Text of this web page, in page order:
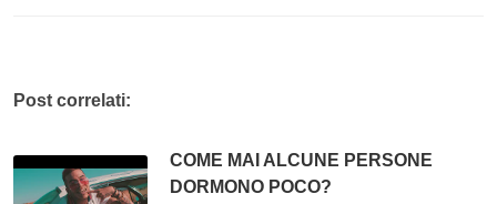
Post correlati:
COME MAI ALCUNE PERSONE
DORMONO POCO?